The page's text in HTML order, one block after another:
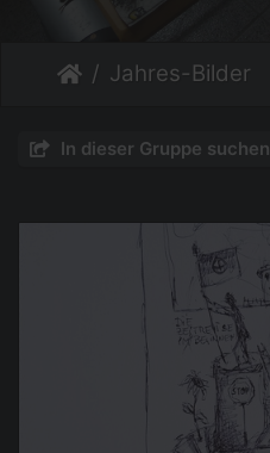
Jahres-Bilder
In dieser Gruppe suchen